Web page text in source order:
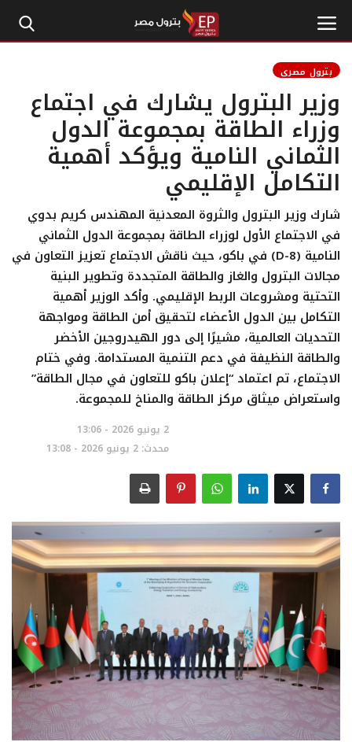
الرئيسية
إتصل بنا
بترول
أخبار مصر
اقتصاد وأموال
طاقة
غاز
تعدين
شركات
فيديو وتوك شو
تقارير
مقالات
مجتمع البترول
دليل شركات البترول المصرية
ايجبس
بترول مصري
وزير البترول يشارك في اجتماع
وزراء الطاقة بمجموعة الدول
الثماني النامية ويؤكد أهمية
التكامل الإقليمي
شارك وزير البترول والثروة المعدنية المهندس كريم بدوي
في الاجتماع الأول لوزراء الطاقة بمجموعة الدول الثماني
النامية (D-8) في باكو، حيث ناقش الاجتماع تعزيز التعاون في
مجالات البترول والغاز والطاقة المتجددة وتطوير البنية
التحتية ومشروعات الربط الإقليمي. وأكد الوزير أهمية
التكامل بين الدول الأعضاء لتحقيق أمن الطاقة ومواجهة
التحديات العالمية، مشيرًا إلى دور الهيدروجين الأخضر
والطاقة النظيفة في دعم التنمية المستدامة. وفي ختام
الاجتماع، تم اعتماد “إعلان باكو للتعاون في مجال الطاقة”
واستعراض ميثاق مركز الطاقة والمناخ للمجموعة.
2 يونيو 2026 - 13:06
محدث: 2 يونيو 2026 - 13:08